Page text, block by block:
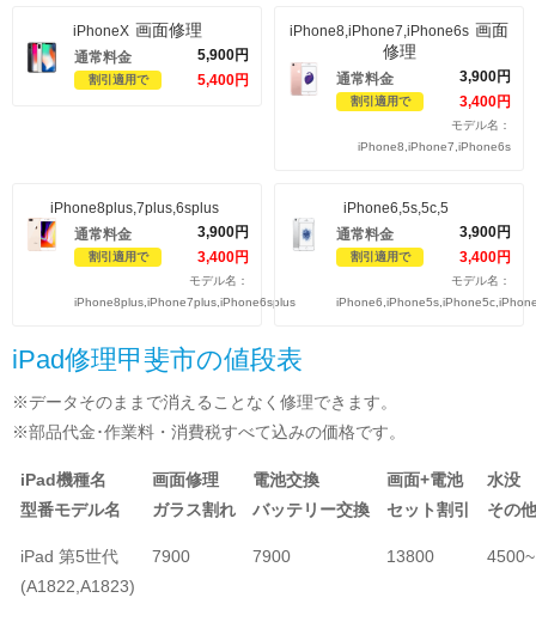
iPhoneX 画面修理
通常料金 5,900円
割引適用で 5,400円
iPhone8,iPhone7,iPhone6s 画面
修理
通常料金 3,900円
割引適用で 3,400円
モデル名：
iPhone8,iPhone7,iPhone6s
iPhone8plus,7plus,6splus
通常料金
3,900円
割引適用で 3,400円
モデル名：
iPhone8plus,iPhone7plus,iPhone6splus
iPhone6,5s,5c,5
通常料金
3,900円
割引適用で 3,400円
モデル名：
iPad修理甲斐市の値段表
※データそのままで消えることなく修理できます。
※部品代金･作業料・消費税すべて込みの価格です。
iPad機種名
型番モデル名
画面修理
ガラス割れ
電池交換
バッテリー交換
画面+電池
セット割引
水没
その他
iPad 第5世代
(A1822,A1823)
7900 7900 13800 4500~